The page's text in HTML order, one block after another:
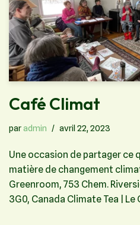
Café Climat
paradmin avril 22, 2023
Une occasion de partager ce
matière de changement
Greenroom, 753 Chem.
3G0, Canada Climate Tea | Le